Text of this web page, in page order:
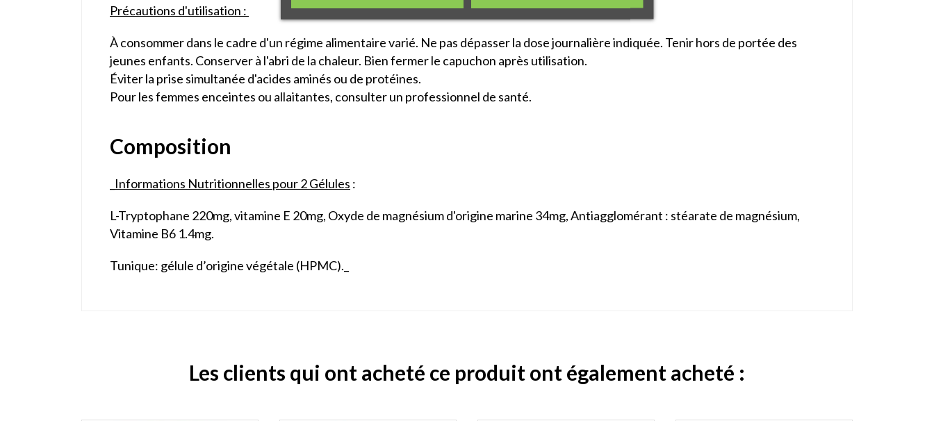
Précautions d'utilisation :
À consommer dans le cadre d'un régime alimentaire varié. Ne pas dépasser la dose journalière indiquée. Tenir hors de portée des
jeunes enfants. Conserver à l'abri de la chaleur. Bien fermer le capuchon après utilisation.
Éviter la prise simultanée d'acides aminés ou de protéines.
Pour les femmes enceintes ou allaitantes, consulter un professionnel de santé.
Composition
_Informations Nutritionnelles pour 2 Gélules :
L-Tryptophane 220mg, vitamine E 20mg, Oxyde de magnésium d'origine marine 34mg, Antiagglomérant : stéarate de magnésium,
Vitamine B6 1.4mg.
Tunique: gélule d’origine végétale (HPMC)._
Les clients qui ont acheté ce produit ont également acheté :